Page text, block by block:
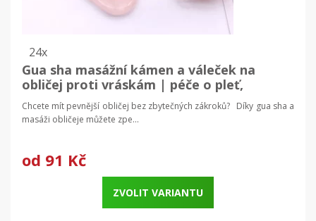
24x
Gua sha masážní kámen a váleček na
obličej proti vráskám | péče o pleť,
masážní pomůcka
Chcete mít pevnější obličej bez zbytečných zákroků? Díky gua sha a
masáži obličeje můžete zpe...
od 91 Kč
ZVOLIT VARIANTU